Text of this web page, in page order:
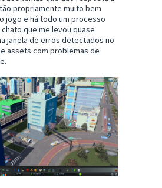
propriamente muito bem
jogo e há todo um processo
que me levou quase
janela de erros detectados no
assets com problemas de